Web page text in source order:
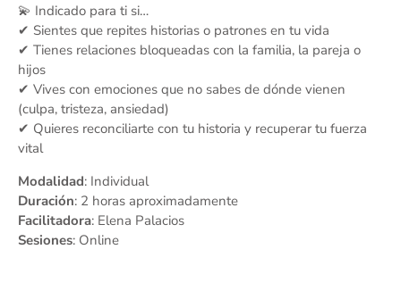
💫 Indicado para ti si…
✔ Sientes que repites historias o patrones en tu vida
✔ Tienes relaciones bloqueadas con la familia, la pareja o
hijos
✔ Vives con emociones que no sabes de dónde vienen
(culpa, tristeza, ansiedad)
✔ Quieres reconciliarte con tu historia y recuperar tu fuerza
vital
Modalidad: Individual
Duración: 2 horas aproximadamente
Facilitadora: Elena Palacios
Sesiones: Online